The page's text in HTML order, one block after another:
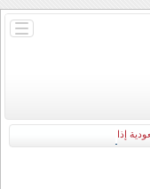
باز
إذا تجاوزت خطوط طهران